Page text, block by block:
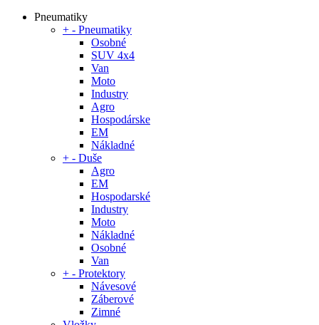
Pneumatiky
+ - Pneumatiky
Osobné
SUV 4x4
Van
Moto
Industry
Agro
Hospodárske
EM
Nákladné
+ - Duše
Agro
EM
Hospodarské
Industry
Moto
Nákladné
Osobné
Van
+ - Protektory
Návesové
Záberové
Zimné